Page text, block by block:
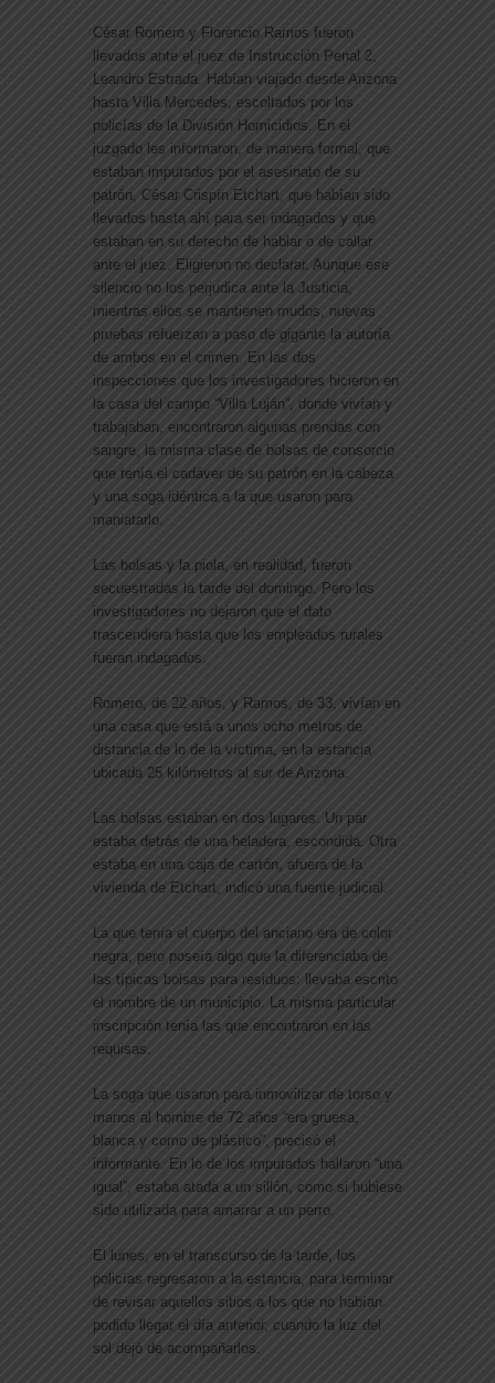
César Romero y Florencio Ramos fueron
llevados ante el juez de Instrucción Penal 2,
Leandro Estrada. Habían viajado desde Arizona
hasta Villa Mercedes, escoltados por los
policías de la División Homicidios. En el
juzgado les informaron, de manera formal, que
estaban imputados por el asesinato de su
patrón, César Crispín Etchart, que habían sido
llevados hasta ahí para ser indagados y que
estaban en su derecho de hablar o de callar
ante el juez. Eligieron no declarar. Aunque ese
silencio no los perjudica ante la Justicia,
mientras ellos se mantienen mudos, nuevas
pruebas refuerzan a paso de gigante la autoría
de ambos en el crimen. En las dos
inspecciones que los investigadores hicieron en
la casa del campo “Villa Luján”, donde vivían y
trabajaban, encontraron algunas prendas con
sangre, la misma clase de bolsas de consorcio
que tenía el cadáver de su patrón en la cabeza
y una soga idéntica a la que usaron para
maniatarlo.
Las bolsas y la piola, en realidad, fueron
secuestradas la tarde del domingo. Pero los
investigadores no dejaron que el dato
trascendiera hasta que los empleados rurales
fueran indagados.
Romero, de 22 años, y Ramos, de 33, vivían en
una casa que está a unos ocho metros de
distancia de lo de la víctima, en la estancia
ubicada 25 kilómetros al sur de Arizona.
Las bolsas estaban en dos lugares. Un par
estaba detrás de una heladera, escondida. Otra
estaba en una caja de cartón, afuera de la
vivienda de Etchart, indicó una fuente judicial.
La que tenía el cuerpo del anciano era de color
negra, pero poseía algo que la diferenciaba de
las típicas bolsas para residuos: llevaba escrito
el nombre de un municipio. La misma particular
inscripción tenía las que encontraron en las
requisas.
La soga que usaron para inmovilizar de torso y
manos al hombre de 72 años “era gruesa,
blanca y como de plástico”, precisó el
informante. En lo de los imputados hallaron “una
igual”, estaba atada a un sillón, como si hubiese
sido utilizada para amarrar a un perro.
El lunes, en el transcurso de la tarde, los
policías regresaron a la estancia, para terminar
de revisar aquellos sitios a los que no habían
podido llegar el día anterior, cuando la luz del
sol dejó de acompañarlos.